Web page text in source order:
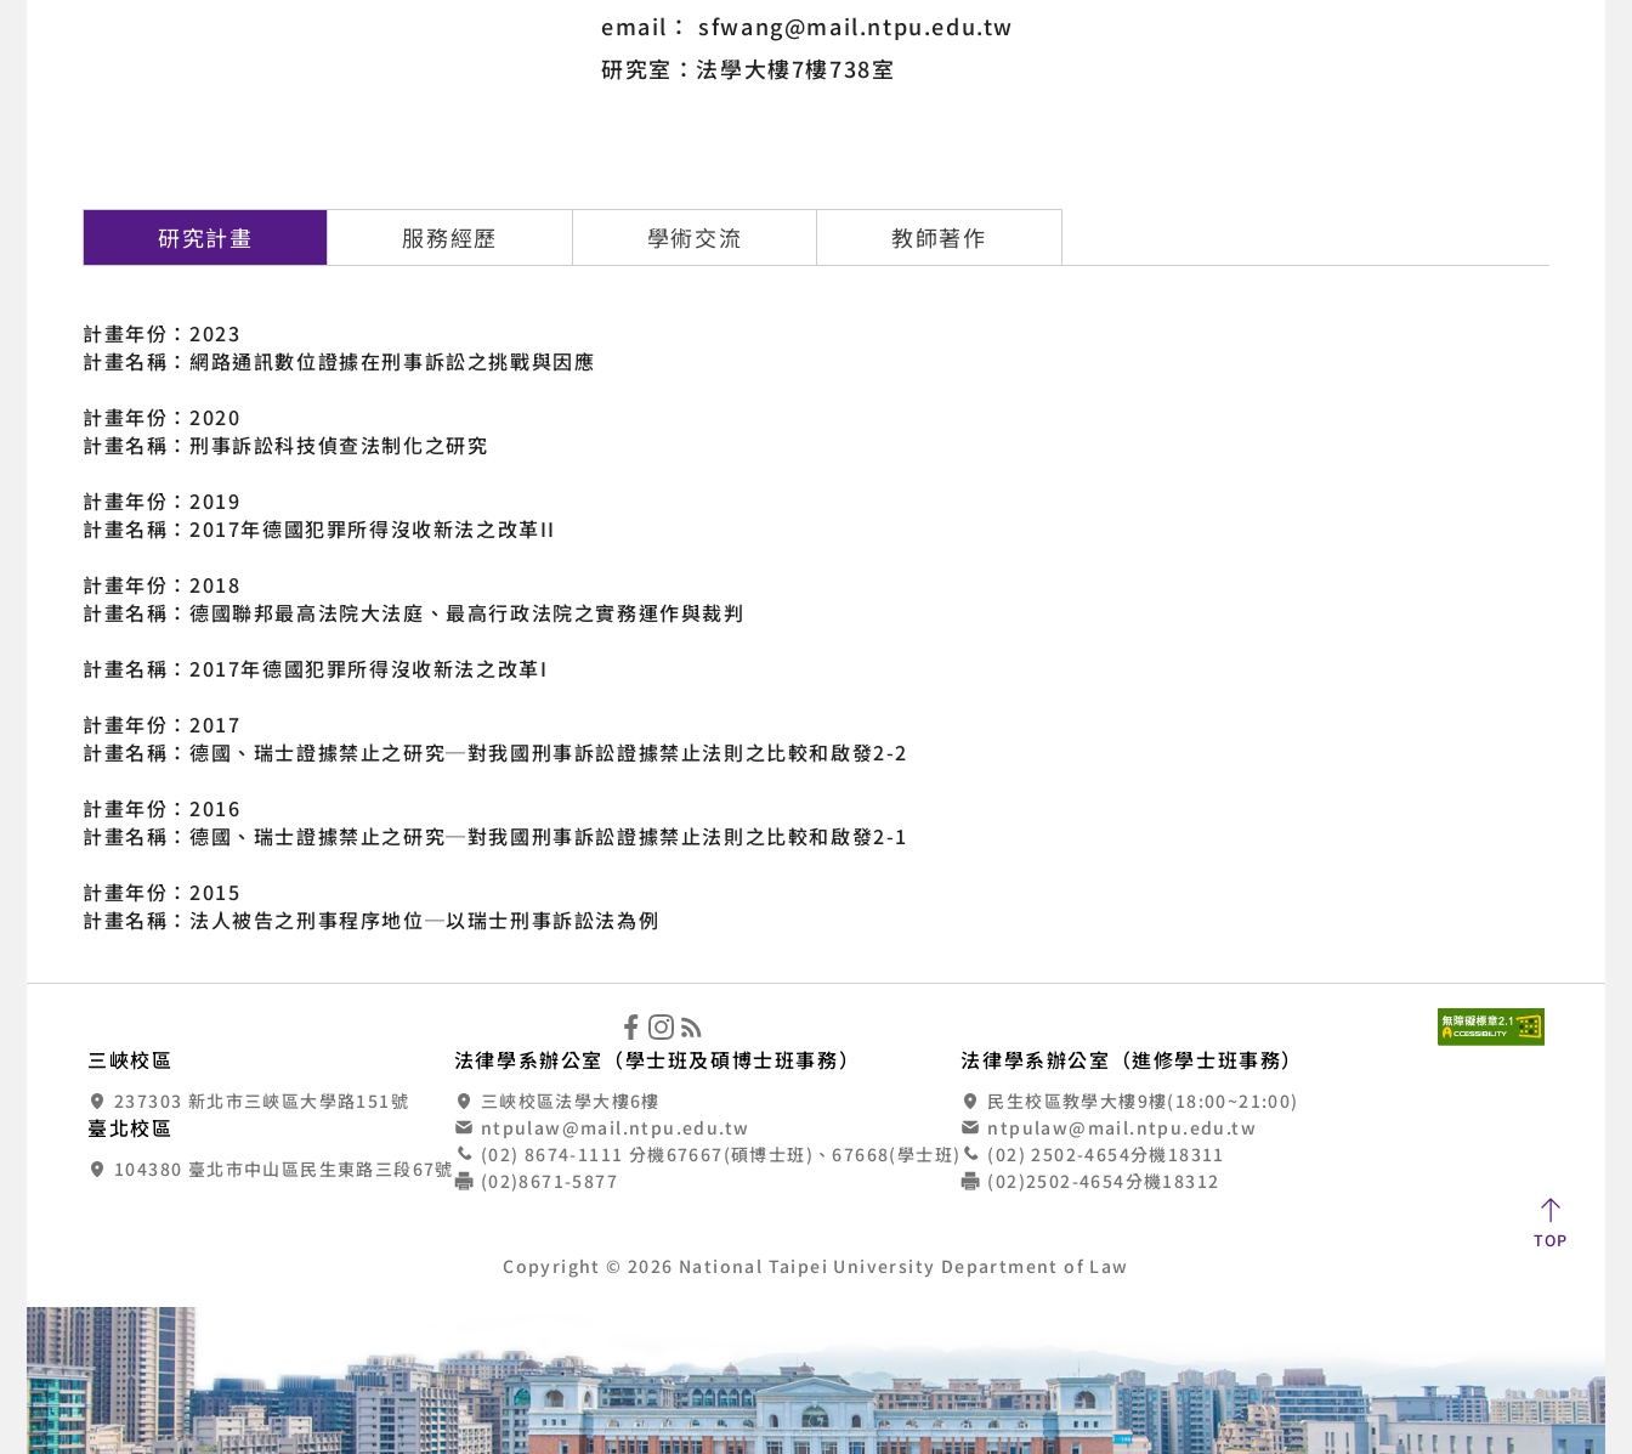
email： sfwang@mail.ntpu.edu.tw
研究室：法學大樓7樓738室
研究計畫 服務經歷 學術交流 教師著作
計畫年份：2023
計畫名稱：網路通訊數位證據在刑事訴訟之挑戰與因應
計畫年份：2020
計畫名稱：刑事訴訟科技偵查法制化之研究
計畫年份：2019
計畫名稱：2017年德國犯罪所得沒收新法之改革II
計畫年份：2018
計畫名稱：德國聯邦最高法院大法庭、最高行政法院之實務運作與裁判
計畫名稱：2017年德國犯罪所得沒收新法之改革I
計畫年份：2017
計畫名稱：德國、瑞士證據禁止之研究─對我國刑事訴訟證據禁止法則之比較和啟發2-2
計畫年份：2016
計畫名稱：德國、瑞士證據禁止之研究─對我國刑事訴訟證據禁止法則之比較和啟發2-1
計畫年份：2015
計畫名稱：法人被告之刑事程序地位─以瑞士刑事訴訟法為例
國立臺北大學法律學系
三峽校區
237303 新北市三峽區大學路151號
臺北校區
104380 臺北市中山區民生東路三段67號
法律學系辦公室（學士班及碩博士班事務）
三峽校區法學大樓6樓
ntpulaw@mail.ntpu.edu.tw
(02) 8674-1111 分機67667(碩博士班)、67668(學士班)
(02)8671-5877
法律學系辦公室（進修學士班事務）
民生校區教學大樓9樓(18:00~21:00)
ntpulaw@mail.ntpu.edu.tw
(02) 2502-4654分機18311
(02)2502-4654分機18312
Copyright © 2026 National Taipei University Department of Law
TOP